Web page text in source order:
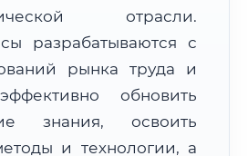
Почтой:4–6 рабочих дней
ФИС ФРДО
отрасли.
разрабатываются с
рынка труда и
обновить
знания, освоить
и технологии, а